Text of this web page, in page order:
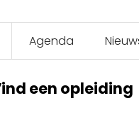
Agenda
een opleiding